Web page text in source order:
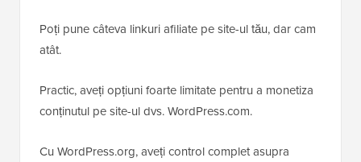
Poți pune câteva linkuri afiliate pe site-ul tău, dar cam
atât.
Practic, aveți opțiuni foarte limitate pentru a monetiza
conținutul pe site-ul dvs. WordPress.com.
Cu WordPress.org, aveți control complet asupra